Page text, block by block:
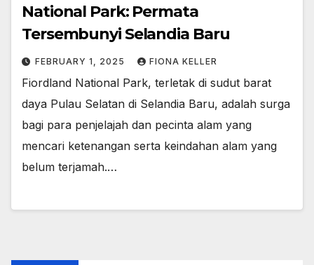
National Park: Permata
Tersembunyi Selandia Baru
FEBRUARY 1, 2025 FIONA KELLER
Fiordland National Park, terletak di sudut barat
daya Pulau Selatan di Selandia Baru, adalah surga
bagi para penjelajah dan pecinta alam yang
mencari ketenangan serta keindahan alam yang
belum terjamah.…